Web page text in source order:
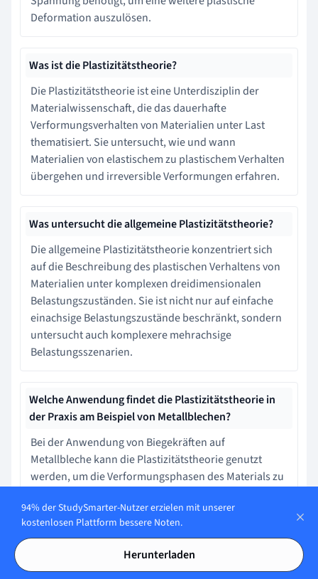
Deformation auszulösen.
Was ist die Plastizitätstheorie?
Die Plastizitätstheorie ist eine Unterdisziplin der
Materialwissenschaft, die das dauerhafte
Verformungsverhalten von Materialien unter Last
thematisiert. Sie untersucht, wie und wann
Materialien von elastischem zu plastischem Verhalten
übergehen und irreversible Verformungen erfahren.
Was untersucht die allgemeine Plastizitätstheorie?
Die allgemeine Plastizitätstheorie konzentriert sich
auf die Beschreibung des plastischen Verhaltens von
Materialien unter komplexen dreidimensionalen
Belastungszuständen. Sie ist nicht nur auf einfache
einachsige Belastungszustände beschränkt, sondern
untersucht auch komplexere mehrachsige
Belastungsszenarien.
Welche Anwendung findet die Plastizitätstheorie in
der Praxis am Beispiel von Metallblechen?
Bei der Anwendung von Biegekräften auf
Metallbleche kann die Plastizitätstheorie genutzt
werden, um die Verformungsphasen des Materials zu
Materials unter der Beanspruchung zu verstehen und
vorherzusagen.
Was ist die Fließregel in der Plastizitätstheorie?
94% der StudySmarter-Nutzer erzielen mit unserer
kostenlosen Plattform bessere Noten.
Herunterladen